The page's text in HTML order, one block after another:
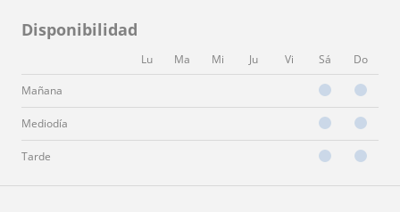
Disponibilidad
Lu Ma Mi Ju Vi Sá Do
Mañana
Mediodía
Tarde